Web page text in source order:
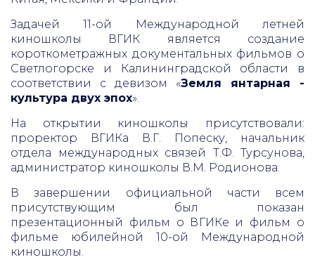
Задачей 11-ой Международной летней
киношколы ВГИК является создание
короткометражных документальных фильмов о
Светлогорске и Калининградской области в
соответствии с девизом «Земля янтарная -
культура двух эпох».
На открытии киношколы присутствовали:
проректор ВГИКа В.Г. Попеску, начальник
отдела международных связей Т.Ф. Турсунова,
администратор киношколы В.М. Родионова.
В завершении официальной части всем
присутствующим был показан
презентационный фильм о ВГИКе и фильм о
фильме юбилейной 10-ой Международной
киношколы.